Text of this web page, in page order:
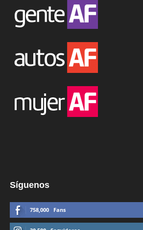
Síguenos
758,000 Fans